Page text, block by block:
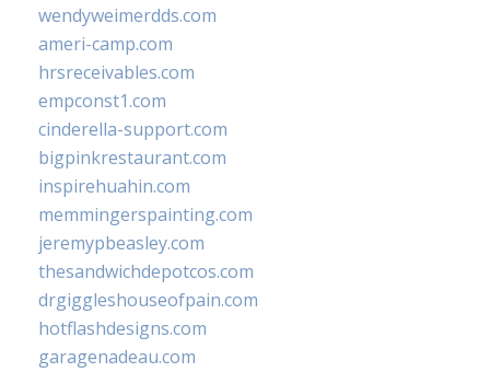
wendyweimerdds.com
ameri-camp.com
hrsreceivables.com
empconst1.com
cinderella-support.com
bigpinkrestaurant.com
inspirehuahin.com
memmingerspainting.com
jeremypbeasley.com
thesandwichdepotcos.com
drgiggleshouseofpain.com
hotflashdesigns.com
garagenadeau.com